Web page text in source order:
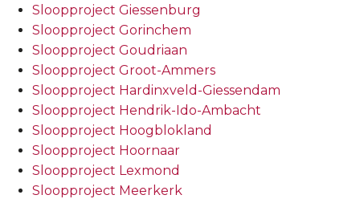
Sloopproject Giessenburg
Sloopproject Gorinchem
Sloopproject Goudriaan
Sloopproject Groot-Ammers
Sloopproject Hardinxveld-Giessendam
Sloopproject Hendrik-Ido-Ambacht
Sloopproject Hoogblokland
Sloopproject Hoornaar
Sloopproject Lexmond
Sloopproject Meerkerk